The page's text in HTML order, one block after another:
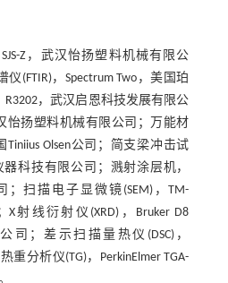
Z，武汉怡扬塑料机械有限公
(FTIR)，Spectrum Two，美国珀
，武汉启恩科技发展有限公
怡扬塑料机械有限公司；万能材
Tiniius Olsen公司；简支梁冲击试
科技有限公司；溅射涂层机，
；扫描电子显微镜(SEM)，TM-
射线衍射仪(XRD)，Bruker D8
司；差示扫描量热仪(DSC)，
重分析仪(TG)，PerkinElmer TGA-